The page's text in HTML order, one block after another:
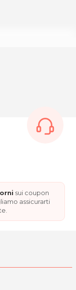
modalità di
sui coupon
assicurarti